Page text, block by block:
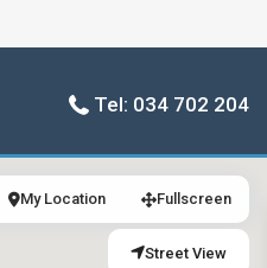
Tel: 034 702 204
My Location Fullscreen
Street View